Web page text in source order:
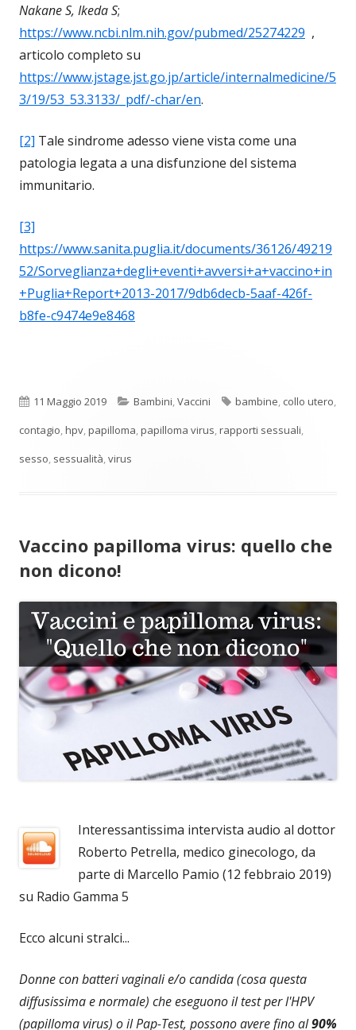
Nakane S, Ikeda S;
https://www.ncbi.nlm.nih.gov/pubmed/25274229 ,
articolo completo su
https://www.jstage.jst.go.jp/article/internalmedicine/5
3/19/53_53.3133/_pdf/-char/en.
[2] Tale sindrome adesso viene vista come una
patologia legata a una disfunzione del sistema
immunitario.
[3]
https://www.sanita.puglia.it/documents/36126/49219
52/Sorveglianza+degli+eventi+avversi+a+vaccino+in
+Puglia+Report+2013-2017/9db6decb-5aaf-426f-
b8fe-c9474e9e8468
Pubblicato
11 Maggio 2019 Categorie
Bambini,Vaccini Tag
bambine, collo utero,
contagio,hpv,papilloma,papilloma virus,rapporti sessuali,
sesso, sessualità,virus
Vaccino papilloma virus: quello che
non dicono!
Interessantissima intervista audio al dottor
Roberto Petrella, medico ginecologo, da
parte di Marcello Pamio (12 febbraio 2019)
su Radio Gamma 5
Ecco alcuni stralci...
Donne con batteri vaginali e/o candida (cosa questa
diffusissima e normale) che eseguono il test per l'HPV
(papilloma virus) o il Pap-Test, possono avere fino al90%